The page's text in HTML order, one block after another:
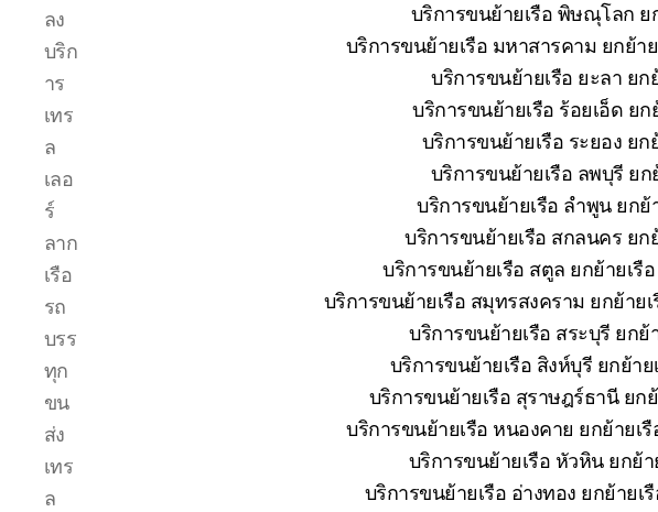
เรา
เชี่ยวชาญ
งาน
ย้าย
เรือ
โดยตรง
เพื่อ
ตอบ
โจทย์
ความ
สะดวก
และ
ได้
มาตรฐาน
การ
ยก
ย้าย
ลง
บริก
าร
เทร
ล
เลอ
ร์
ลาก
เรือ
รถ
บรร
ทุก
ขน
ส่ง
เทร
ล
บริการขนย้ายเรือ พิษณุโลก ย
บริการขนย้ายเรือ มหาสารคาม ยกย้าย
บริการขนย้ายเรือ ยะลา ยก
บริการขนย้ายเรือ ร้อยเอ็ด ยก
บริการขนย้ายเรือ ระยอง ยก
บริการขนย้ายเรือ ลพบุรี ยก
บริการขนย้ายเรือ ลำพูน ยกย้
บริการขนย้ายเรือ สกลนคร ยก
บริการขนย้ายเรือ สตูล ยกย้ายเรือ
บริการขนย้ายเรือ สมุทรสงคราม ยกย้ายเ
บริการขนย้ายเรือ สระบุรี ยกย้
บริการขนย้ายเรือ สิงห์บุรี ยกย้าย
บริการขนย้ายเรือ สุราษฎร์ธานี ยก
บริการขนย้ายเรือ หนองคาย ยกย้ายเรื
บริการขนย้ายเรือ หัวหิน ยกย้า
บริการขนย้ายเรือ อ่างทอง ยกย้ายเ